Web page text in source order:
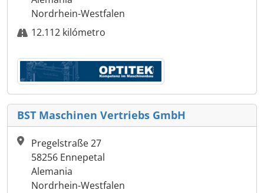
Nordrhein-Westfalen
12.112 kilómetro
BST Maschinen Vertriebs GmbH
Pregelstraße 27
58256 Ennepetal
Alemania
Nordrhein-Westfalen